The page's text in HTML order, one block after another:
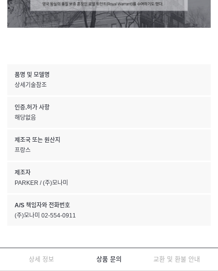
품명 및 모델명
상세기술참조
인증.허가 사항
해당없음
제조국 또는 원산지
프랑스
제조자
PARKER / (주)모나미
A/S 책임자와 전화번호
(주)모나미 02-554-0911
상세 정보 상품 문의 교환 및 환불 안내